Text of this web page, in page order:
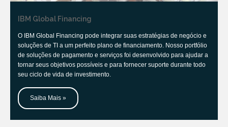
IBM Global Financing
O IBM Global Financing pode integrar suas estratégias de negócio e
soluções de TI a um perfeito plano de financiamento. Nosso portfólio
de soluções de pagamento e serviços foi desenvolvido para ajudar a
tornar seus objetivos possíveis e para fornecer suporte durante todo
seu ciclo de vida de investimento.
Saiba Mais »